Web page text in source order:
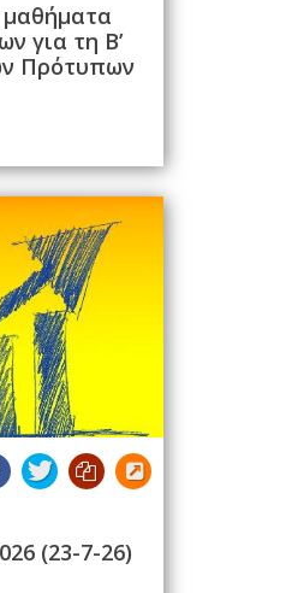
για τη Β’
Πρότυπων
(23-7-26)